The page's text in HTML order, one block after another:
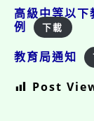
高級中等以
例
下載
教育局通知
Post